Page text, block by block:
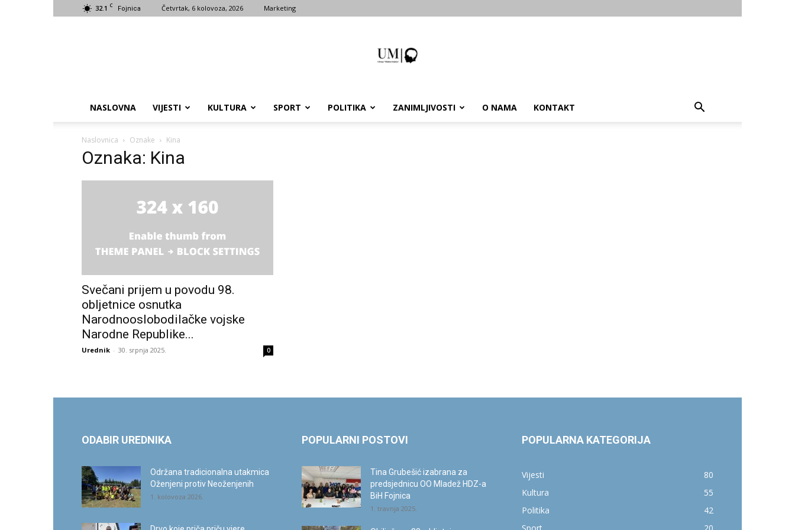
32.1 C Fojnica Četvrtak, 6 kolovoza, 2026 Marketing
NASLOVNA VIJESTI KULTURA SPORT POLITIKA ZANIMLJIVOSTI O NAMA KONTAKT
Naslovnica Oznake Kina
Oznaka: Kina
Svečani prijem u povodu 98.
obljetnice osnutka
Narodnooslobodilačke vojske
Narodne Republike...
Urednik - 30. srpnja 2025. 0
ODABIR UREDNIKA
Održana tradicionalna utakmica
Oženjeni protiv Neoženjenih
1. kolovoza 2026.
POPULARNI POSTOVI
Tina Grubešić izabrana za
predsjednicu OO Mladež HDZ-a
BiH Fojnica
1. travnja 2025.
POPULARNA KATEGORIJA
Vijesti
80
Kultura
55
Politika
42